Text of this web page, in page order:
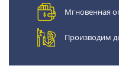
Мгновенная
Производим